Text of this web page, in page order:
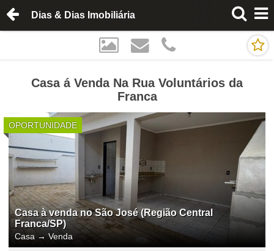
Dias & Dias Imobiliária
Casa á Venda Na Rua Voluntários da
Franca
OPORTUNIDADE
Casa à venda no São José (Região Central
Franca/SP)
Casa →Venda